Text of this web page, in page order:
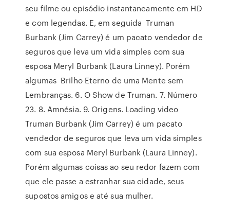
seu filme ou episódio instantaneamente em HD
e com legendas. E, em seguida Truman
Burbank (Jim Carrey) é um pacato vendedor de
seguros que leva um vida simples com sua
esposa Meryl Burbank (Laura Linney). Porém
algumas Brilho Eterno de uma Mente sem
Lembranças. 6. O Show de Truman. 7. Número
23. 8. Amnésia. 9. Origens. Loading video
Truman Burbank (Jim Carrey) é um pacato
vendedor de seguros que leva um vida simples
com sua esposa Meryl Burbank (Laura Linney).
Porém algumas coisas ao seu redor fazem com
que ele passe a estranhar sua cidade, seus
supostos amigos e até sua mulher.